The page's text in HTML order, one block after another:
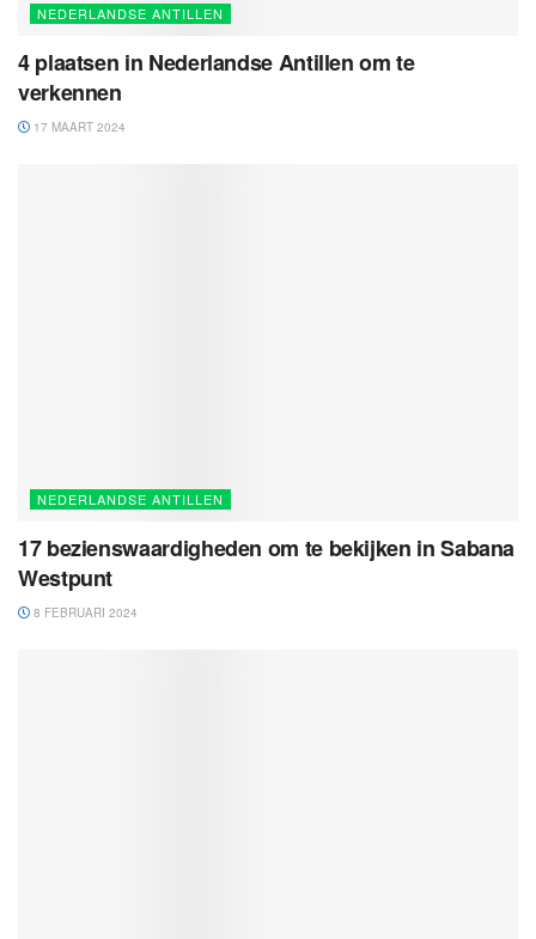
NEDERLANDSE ANTILLEN
4 plaatsen in Nederlandse Antillen om te
verkennen
17 MAART 2024
NEDERLANDSE ANTILLEN
17 bezienswaardigheden om te bekijken in Sabana
Westpunt
8 FEBRUARI 2024